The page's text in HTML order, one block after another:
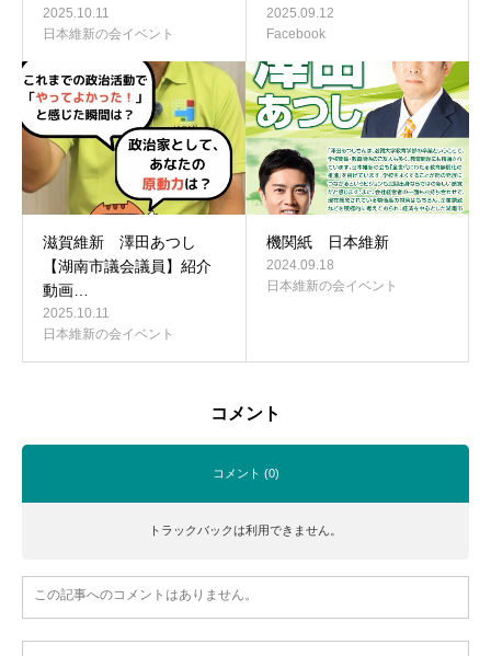
2025.10.11
日本維新の会イベント
2025.09.12
Facebook
滋賀維新 澤田あつし
【湖南市議会議員】紹介
動画…
2025.10.11
日本維新の会イベント
機関紙 日本維新
2024.09.18
日本維新の会イベント
コメント
コメント (0)
トラックバックは利用できません。
この記事へのコメントはありません。